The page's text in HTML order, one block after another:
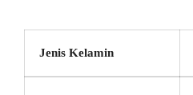
Jenis Kelamin